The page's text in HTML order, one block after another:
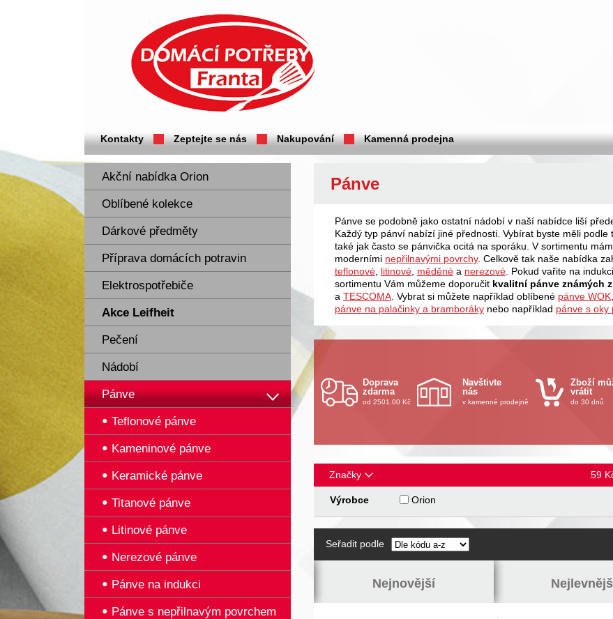
Kontakty Zeptejte se nás Nakupování Kamenná prodejna
Akční nabídka Orion
Oblíbené kolekce
Dárkové předměty
Příprava domácích potravin
Elektrospotřebiče
Akce Leifheit
Pečení
Nádobí
Pánve
Teflonové pánve
Kameninové pánve
Keramické pánve
Titanové pánve
Litinové pánve
Nerezové pánve
Pánve na indukci
Pánve s nepřilnavým povrchem
Pánve
Pánve se podobně jako ostatní nádobí v naší nabídce liší
Každý typ pánví nabízí jiné přednosti. Vybírat byste měli
také jak často se pánvička ocitá na sporáku. V sortimentu
moderními nepřilnavými povrchy. Celkově tak naše nabídka
teflonové litinové měděné a nerezové . Pokud vařite na
sortimentu Vám můžeme doporučit kvalitní pánve známých
a TESCOMA . Vybrat si můžete například oblíbené pánve WOK
pánve na palačinky a bramboráky nebo například pánve s oky
Doprava
zdarma
od 2501.00 Kč
Navštivte
nás
v kamenné prodejně
Zboží
vrátit
do 30 dnů
59
Značky
Výrobce Orion
Seřadit podle
Nejnovější